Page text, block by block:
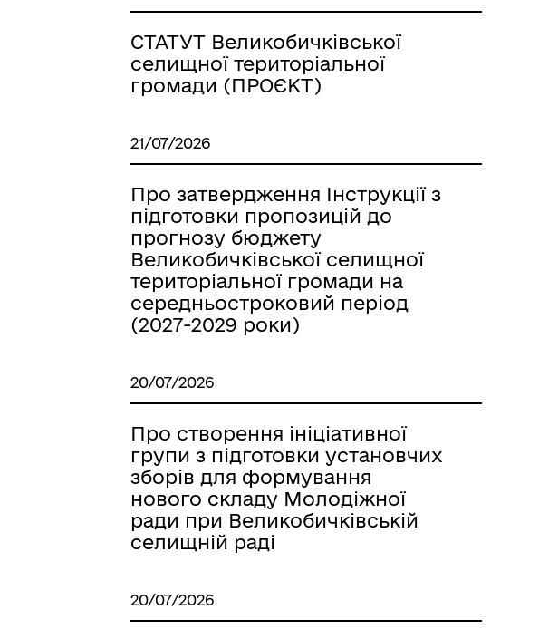
СТАТУТ Великобичківської
селищної територіальної
громади (ПРОЄКТ)
21/07/2026
Про затвердження Інструкції з
підготовки пропозицій до
прогнозу бюджету
Великобичківської селищної
територіальної громади на
середньостроковий період
(2027-2029 роки)
20/07/2026
Про створення ініціативної
групи з підготовки установчих
зборів для формування
нового складу Молодіжної
ради при Великобичківській
селищній раді
20/07/2026